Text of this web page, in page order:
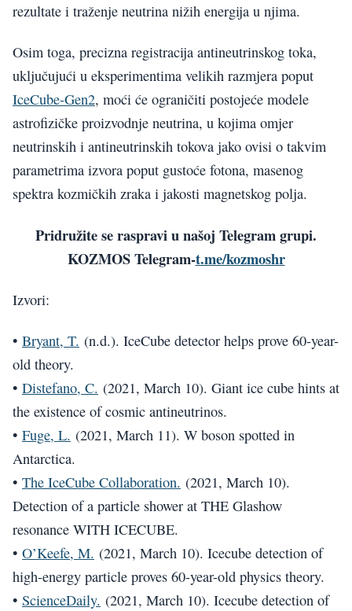
rezultate i traženje neutrina nižih energija u njima.
Osim toga, precizna registracija antineutrinskog toka,
uključujući u eksperimentima velikih razmjera poput
IceCube-Gen2, moći će ograničiti postojeće modele
astrofizičke proizvodnje neutrina, u kojima omjer
neutrinskih i antineutrinskih tokova jako ovisi o takvim
parametrima izvora poput gustoće fotona, masenog
spektra kozmičkih zraka i jakosti magnetskog polja.
Pridružite se raspravi u našoj Telegram grupi.
KOZMOS Telegram-t.me/kozmoshr
Izvori:
• Bryant, T. (n.d.). IceCube detector helps prove 60-year-
old theory.
• Distefano, C. (2021, March 10). Giant ice cube hints at
the existence of cosmic antineutrinos.
• Fuge, L. (2021, March 11). W boson spotted in
Antarctica.
• The IceCube Collaboration. (2021, March 10).
Detection of a particle shower at THE Glashow
resonance WITH ICECUBE.
• O’Keefe, M. (2021, March 10). Icecube detection of
high-energy particle proves 60-year-old physics theory.
• ScienceDaily. (2021, March 10). Icecube detection of